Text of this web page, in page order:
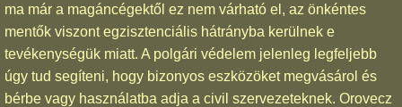
ma már a magáncégektől ez nem várható el, az önkéntes
mentők viszont egzisztenciális hátrányba kerülnek e
tevékenységük miatt. A polgári védelem jelenleg legfeljebb
úgy tud segíteni, hogy bizonyos eszközöket megvásárol és
bérbe vagy használatba adja a civil szervezeteknek. Orovecz